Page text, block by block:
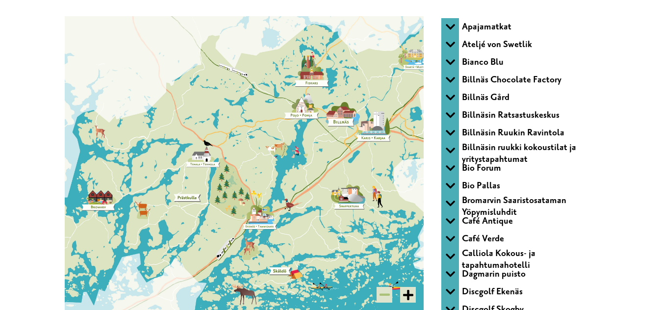
Apajamatkat
Ateljé von Swetlik
Bianco Blu
Billnäs Chocolate Factory
Billnäs Gård
Billnäsin Ratsastuskeskus
Billnäsin Ruukin Ravintola
Billnäsin ruukki kokoustilat ja
yritystapahtumat
Bio Forum
Bio Pallas
Bromarvin Saaristosataman
Yöpymisluhdit
Café Antique
Café Verde
Calliola Kokous- ja
tapahtumahotelli
Dagmarin puisto
Discgolf Ekenäs